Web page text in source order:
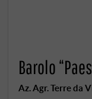
Barolo
Az. Agr. Terre da